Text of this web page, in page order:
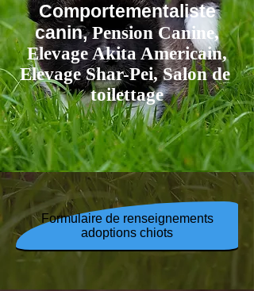
Formulaire de renseignements
adoptions chiots
Comportementaliste
canin, Pension Canine,
Eleva​ge Aki​ta Americain,
Elevage Shar-Pei, Salon de ​
toilettage